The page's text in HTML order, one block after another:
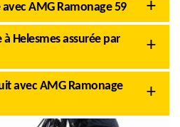
AMG Ramonage 59
Helesmes assurée par
avec AMG Ramonage